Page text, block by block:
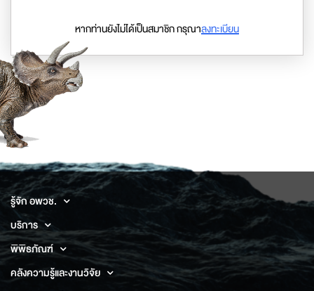
หากท่านยังไม่ได้เป็นสมาชิก กรุณาลงทะเบียน
รู้จัก อพวช.
บริการ
พิพิธภัณฑ์
คลังความรู้และงานวิจัย